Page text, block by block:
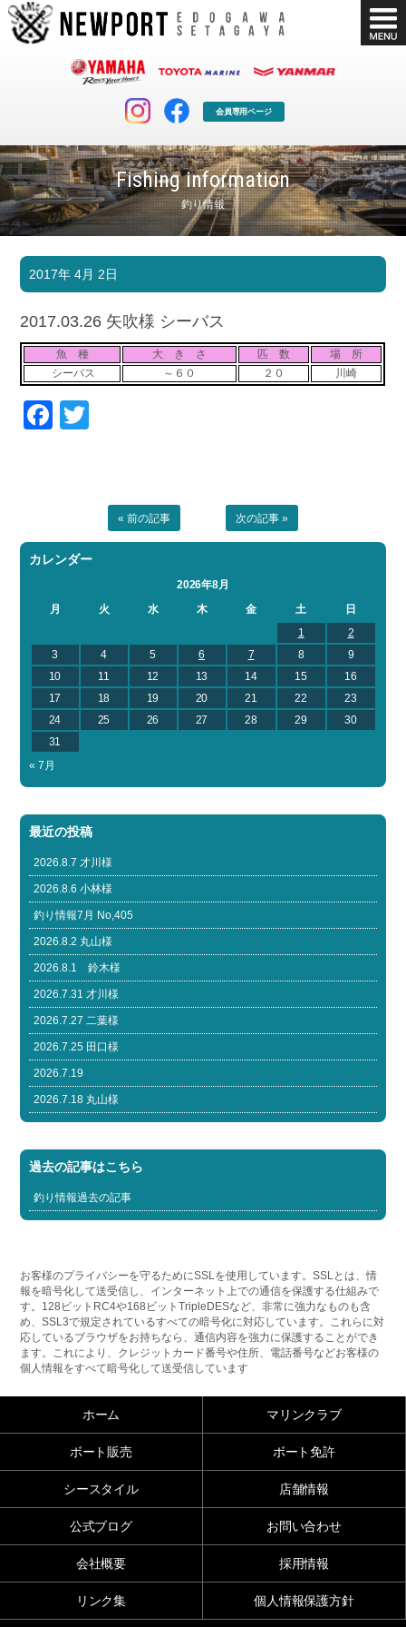
会員専用ページ
Fishing information
釣り情報
マリンクラブ
マリンライフを堪能したい！
ボート販売
ボート免許
長年の実績と信頼！
店舗情報
Shop Info.
公式ブログ
Blog
お問い合わせ
2017年 4月 2日
2017.03.26 矢吹様 シーバス
魚 種 大 き さ 匹 数
場 所
シーバス
～６０ ２０ 川崎
Facebook
« 前の記事 次の記事 »
カレンダー
2026年8月
月
火 水 木 金 土
日
1
2
3
4 5 6 7 8
9
10
11 12 13 14 15
16
17
18 19 20 21 22
23
24
25 26 27 28 29
30
31
« 7月
最近の投稿
2026.8.7 才川様
2026.8.6 小林様
釣り情報7月 No,405
2026.8.2 丸山様
2026.8.1 鈴木様
2026.7.31 才川様
2026.7.27 二葉様
2026.7.25 田口様
2026.7.19
2026.7.18 丸山様
過去の記事はこちら
釣り情報過去の記事
お客様のプライバシーを守るためにSSLを使用しています。SSLとは、情
報を暗号化して送受信し、インターネット上での通信を保護する仕組みで
す。128ビットRC4や168ビットTripleDESなど、非常に強力なものも含
め、SSL3で規定されているすべての暗号化に対応しています。これらに対
応しているブラウザをお持ちなら、通信内容を強力に保護することができ
ます。これにより、クレジットカード番号や住所、電話番号などお客様の
個人情報をすべて暗号化して送受信しています
ホーム マリンクラブ
ボート販売 ボート免許
シースタイル 店舗情報
公式ブログ お問い合わせ
会社概要 採用情報
リンク集 個人情報保護方針